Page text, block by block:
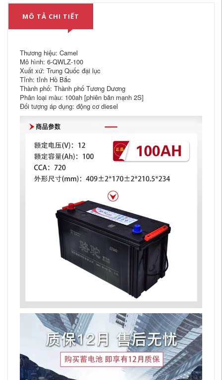
MÔ TẢ CHI TIẾT
Thương hiệu: Camel
Mô hình: 6-QWLZ-100
Xuất xứ: Trung Quốc đại lục
Tỉnh: tỉnh Hồ Bắc
Thành phố: Thành phố Tương Dương
Phân loại màu: 100ah [phiên bản mạnh 2S]
Đối tượng áp dụng: động cơ diesel